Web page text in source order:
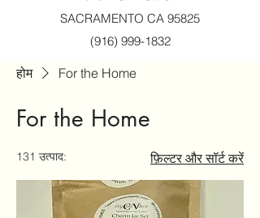
SACRAMENTO CA 95825
(916) 999-1832
होम For the Home
For the Home
131 उत्पाद: फ़िल्टर और सॉर्ट करें